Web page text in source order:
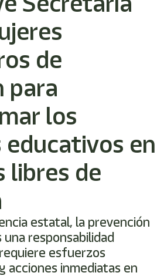
de
para
los
educativos en
libres de
estatal, la prevención
una responsabilidad
esfuerzos
acciones inmediatas en